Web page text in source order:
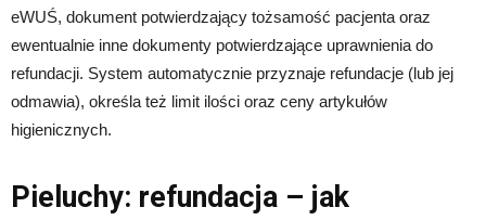
eWUŚ, dokument potwierdzający tożsamość pacjenta oraz
ewentualnie inne dokumenty potwierdzające uprawnienia do
refundacji. System automatycznie przyznaje refundacje (lub jej
odmawia), określa też limit ilości oraz ceny artykułów
higienicznych.
Pieluchy: refundacja – jak